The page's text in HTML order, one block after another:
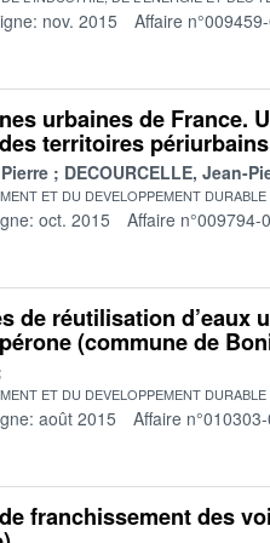
nov. 2015 Affaire
urbaines de France.
territoires périurbains
DECOURCELLE, Jean-
ET DU DEVELOPPEMENT
oct. 2015 Affaire n°009794-
de réutilisation d’eaux
(commune de
ET DU DEVELOPPEMENT
août 2015 Affaire
franchissement des